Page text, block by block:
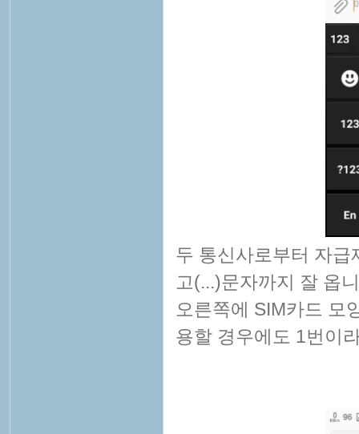
두 통신사로부터 자
고(...)문자까지 잘 옵
오른쪽에 SIM카드 모
용할 경우에도 1번이